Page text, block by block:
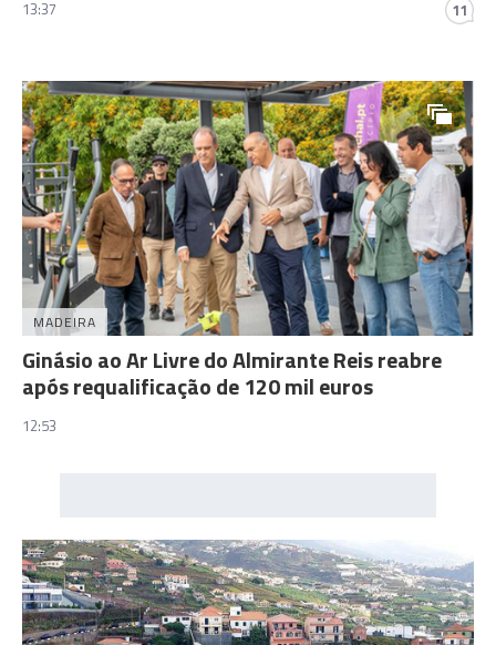
13:37 11
MADEIRA
Ginásio ao Ar Livre do Almirante Reis reabre
após requalificação de 120 mil euros
12:53